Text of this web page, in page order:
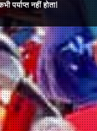
पर्याप्त नहीं होता!